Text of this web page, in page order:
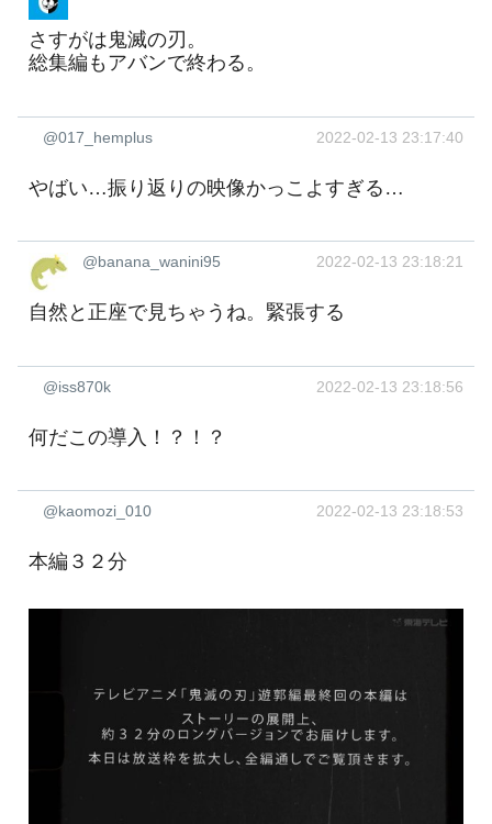
さすがは鬼滅の刃。
総集編もアバンで終わる。
@017_hemplus 2022-02-13 23:17:40
やばい…振り返りの映像かっこよすぎる…
@banana_wanini95 2022-02-13 23:18:21
自然と正座で見ちゃうね。緊張する
@iss870k 2022-02-13 23:18:56
何だこの導入！？！？
@kaomozi_010 2022-02-13 23:18:53
本編３２分